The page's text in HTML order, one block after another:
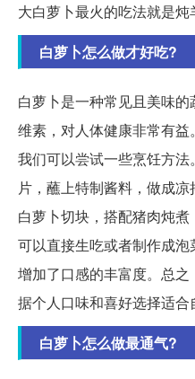
大白萝卜最火的吃法就是炖
白萝卜怎么做才好吃?
白萝卜是一种常见且美味
维素，对人体健康非常有益
我们可以尝试一些烹饪方
片，蘸上特制酱料，做成
白萝卜切块，搭配猪肉炖
可以直接生吃或者制作成泡
增加了口感的丰富度。总
据个人口味和喜好选择适合
白萝卜怎么做最通气?